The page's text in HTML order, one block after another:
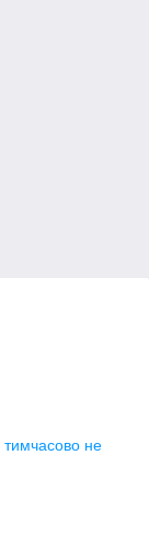
не